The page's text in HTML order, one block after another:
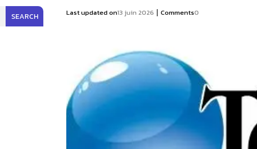
SEARCH Last updated on13 juin 2026 | Comments0